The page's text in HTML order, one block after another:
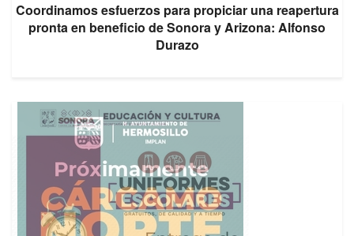
Coordinamos esfuerzos para propiciar una reapertura
pronta en beneficio de Sonora y Arizona: Alfonso
Durazo